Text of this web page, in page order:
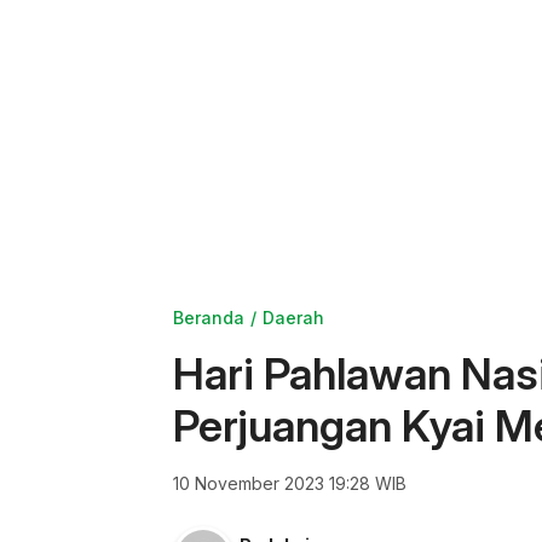
Beranda Daerah
Hari Pahlawan
Perjuangan Kyai
10 November 2023 19:28 WIB